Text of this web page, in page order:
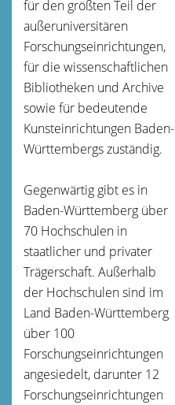
für den größten Teil der
außeruniversitären
Forschungseinrichtungen,
für die wissenschaftlichen
Bibliotheken und Archive
sowie für bedeutende
Kunsteinrichtungen Baden-
Württembergs zuständig.
Gegenwärtig gibt es in
Baden-Württemberg über
70 Hochschulen in
staatlicher und privater
Trägerschaft. Außerhalb
der Hochschulen sind im
Land Baden-Württemberg
über 100
Forschungseinrichtungen
angesiedelt, darunter 12
Forschungseinrichtungen